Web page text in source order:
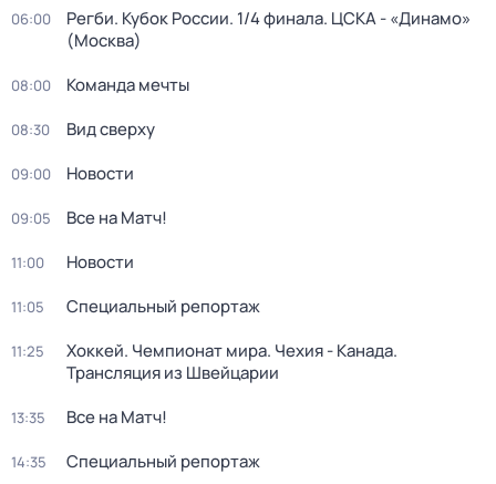
06:00
Регби. Кубок России. 1/4 финала. ЦСКА - «Динамо»
(Москва)
08:00 Команда мечты
08:30 Вид сверху
09:00 Новости
09:05 Все на Матч!
11:00 Новости
11:05 Специальный репортаж
11:25
Хоккей. Чемпионат мира. Чехия - Канада.
Трансляция из Швейцарии
13:35 Все на Матч!
14:35 Специальный репортаж